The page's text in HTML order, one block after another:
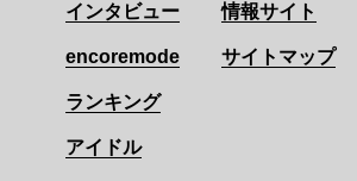
インタビュー
encoremode
ランキング
アイドル
情報サイト
サイトマップ